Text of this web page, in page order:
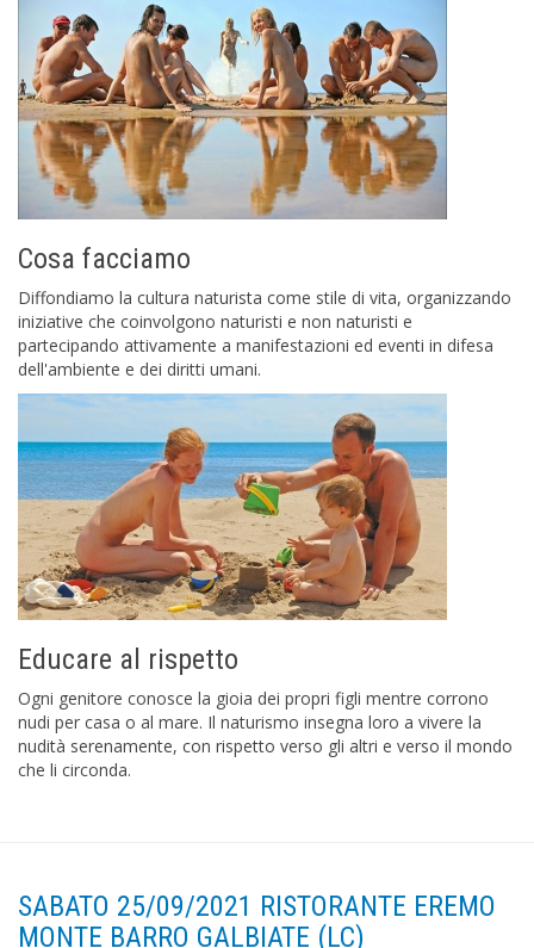
Cosa facciamo
Diffondiamo la cultura naturista come stile di vita, organizzando
iniziative che coinvolgono naturisti e non naturisti e
partecipando attivamente a manifestazioni ed eventi in difesa
dell'ambiente e dei diritti umani.
Educare al rispetto
Ogni genitore conosce la gioia dei propri figli mentre corrono
nudi per casa o al mare. Il naturismo insegna loro a vivere la
nudità serenamente, con rispetto verso gli altri e verso il mondo
che li circonda.
SABATO 25/09/2021 RISTORANTE EREMO
MONTE BARRO GALBIATE (LC)